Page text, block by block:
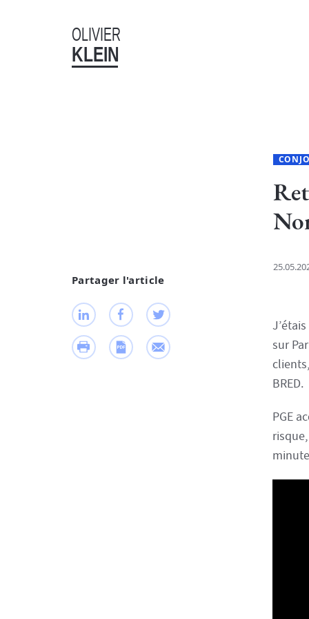
OLIVIER
KLEIN
Partager l'article
sur
BRED.
PGE